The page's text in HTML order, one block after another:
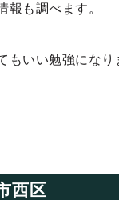
報も調べます。
もいい勉強になり
西区